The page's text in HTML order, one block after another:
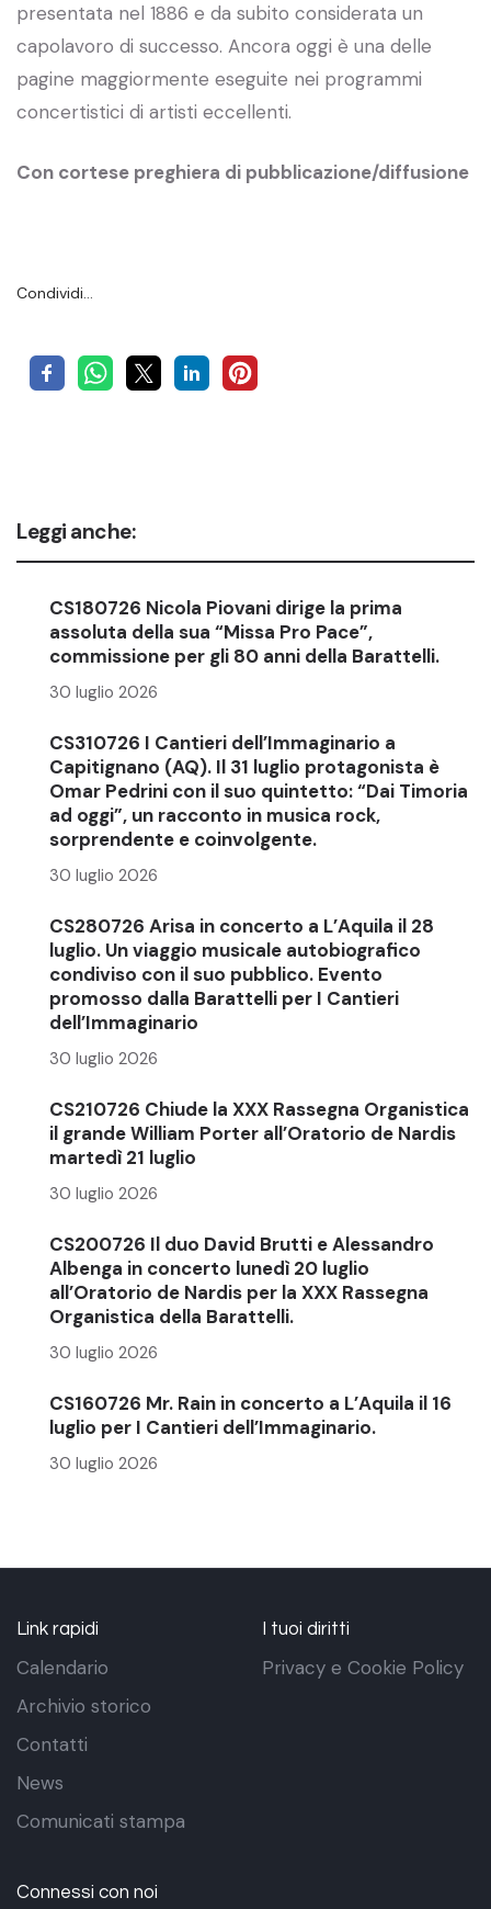
presentata nel 1886 e da subito considerata un
capolavoro di successo. Ancora oggi è una delle
pagine maggiormente eseguite nei programmi
concertistici di artisti eccellenti.
Con cortese preghiera di pubblicazione/diffusione
Condividi…
Leggi anche:
CS180726 Nicola Piovani dirige la prima
assoluta della sua “Missa Pro Pace”,
commissione per gli 80 anni della Barattelli.
30 luglio 2026
CS310726 I Cantieri dell’Immaginario a
Capitignano (AQ). Il 31 luglio protagonista è
Omar Pedrini con il suo quintetto: “Dai Timoria
ad oggi”, un racconto in musica rock,
sorprendente e coinvolgente.
30 luglio 2026
CS280726 Arisa in concerto a L’Aquila il 28
luglio. Un viaggio musicale autobiografico
condiviso con il suo pubblico. Evento
promosso dalla Barattelli per I Cantieri
dell’Immaginario
30 luglio 2026
CS210726 Chiude la XXX Rassegna Organistica
il grande William Porter all’Oratorio de Nardis
martedì 21 luglio
30 luglio 2026
CS200726 Il duo David Brutti e Alessandro
Albenga in concerto lunedì 20 luglio
all’Oratorio de Nardis per la XXX Rassegna
Organistica della Barattelli.
30 luglio 2026
CS160726 Mr. Rain in concerto a L’Aquila il 16
luglio per I Cantieri dell’Immaginario.
30 luglio 2026
Link rapidi
Calendario
Archivio storico
Contatti
News
Comunicati stampa
I tuoi diritti
Privacy e Cookie Policy
Connessi con noi